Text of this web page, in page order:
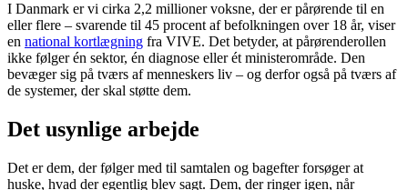
I Danmark er vi cirka 2,2 millioner voksne, der er pårørende til en
eller flere – svarende til 45 procent af befolkningen over 18 år, viser
en national kortlægning fra VIVE. Det betyder, at pårørenderollen
ikke følger én sektor, én diagnose eller ét ministerområde. Den
bevæger sig på tværs af menneskers liv – og derfor også på tværs af
de systemer, der skal støtte dem.
Det usynlige arbejde
Det er dem, der følger med til samtalen og bagefter forsøger at
huske, hvad der egentlig blev sagt. Dem, der ringer igen, når